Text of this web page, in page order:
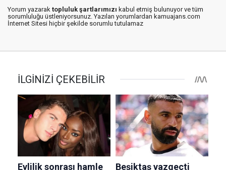
Yorum yazarak topluluk şartlarımızı kabul etmiş bulunuyor ve tüm
sorumluluğu üstleniyorsunuz. Yazılan yorumlardan kamuajans.com
İnternet Sitesi hiçbir şekilde sorumlu tutulamaz